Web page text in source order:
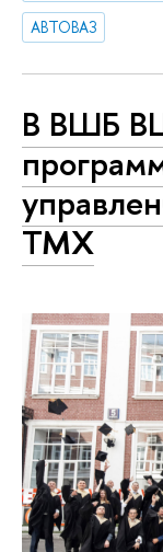
АВТОВАЗ
В ВШБ
ТМХ